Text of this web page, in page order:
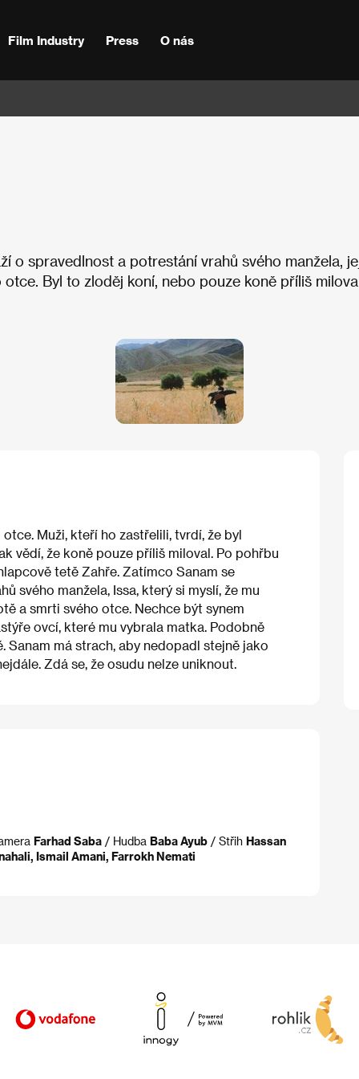
Film Industry Press O nás
o spravedlnost a potrestání vrahů svého manžela,
Byl to zloděj koní, nebo pouze koně příliš
Muži, kteří ho zastřelili, tvrdí, že byl
vědí, že koně pouze příliš miloval. Po pohřbu
tetě Zahře. Zatímco Sanam se
svého manžela, Issa, který si myslí, že mu
a smrti svého otce. Nechce být synem
ovcí, které mu vybrala matka. Podobně
Sanam má strach, aby nedopadl stejně jako
Zdá se, že osudu nelze uniknout.
Farhad Saba / Hudba Baba Ayub / Střih Hassan
Ismail Amani, Farrokh Nemati